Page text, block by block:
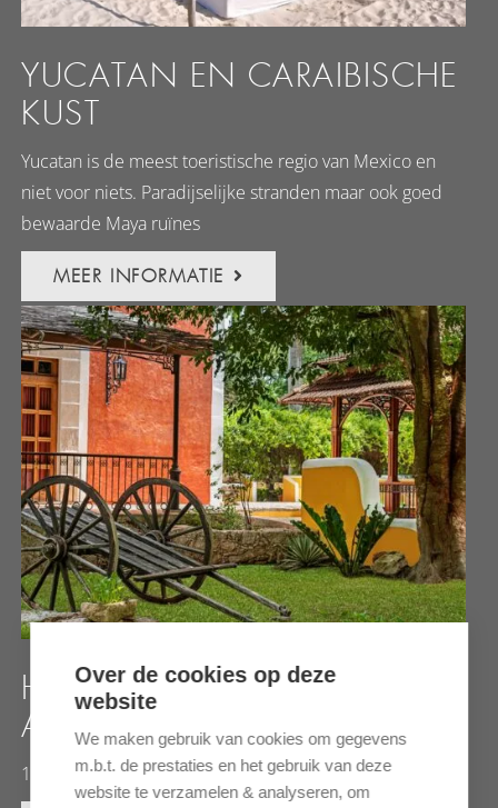
YUCATAN EN CARAIBISCHE
KUST
Yucatan is de meest toeristische regio van Mexico en
niet voor niets. Paradijselijke stranden maar ook goed
bewaarde Maya ruïnes
MEER INFORMATIE
HACIENDA XCANATUN BY
ANGSANA
18-Eeuwse haciënda in Yucatán
Over de cookies op deze
website
We maken gebruik van cookies om gegevens
m.b.t. de prestaties en het gebruik van deze
website te verzamelen & analyseren, om